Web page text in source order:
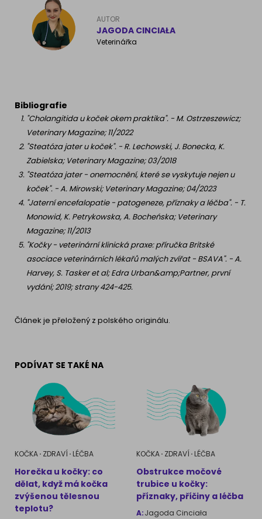
AUTOR
JAGODA CINCIAŁA
Veterinářka
Bibliografie
"Cholangitida u koček okem praktika". - M. Ostrzeszewicz;
Veterinary Magazine; 11/2022
"Steatóza jater u koček". - R. Lechowski, J. Bonecka, K.
Zabielska; Veterinary Magazine; 03/2018
"Steatóza jater - onemocnění, které se vyskytuje nejen u
koček". - A. Mirowski; Veterinary Magazine; 04/2023
"Jaterní encefalopatie - patogeneze, příznaky a léčba". - T.
Monowid, K. Petrykowska, A. Bocheńska; Veterinary
Magazine; 11/2013
"Kočky - veterinární klinická praxe: příručka Britské
asociace veterinárních lékařů malých zvířat - BSAVA". - A.
Harvey, S. Tasker et al; Edra Urban&amp;Partner, první
vydání; 2019; strany 424-425.
Článek je přeložený z polského originálu.
PODÍVAT SE TAKÉ NA
KOČKA ZDRAVÍ LÉČBA
Horečka u kočky: co
dělat, když má kočka
zvýšenou tělesnou
teplotu?
KOČKA ZDRAVÍ LÉČBA
Obstrukce močové
trubice u kočky:
příznaky, příčiny a léčba
A:Jagoda Cinciała